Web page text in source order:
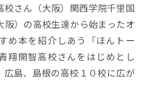
校さん（大阪）関西学院千里国
阪）の高校生達から始まったオ
め本を紹介しあう「ほんトー
翔開智高校さんをはじめとし
広島、島根の高校１０校に広が